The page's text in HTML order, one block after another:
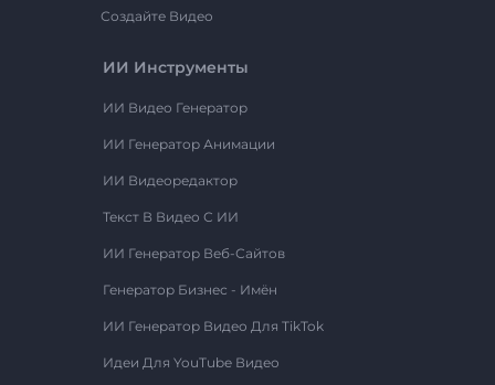
Создайте Видео
ИИ Инструменты
ИИ Видео Генератор
ИИ Генератор Анимации
ИИ Видеоредактор
Текст В Видео С ИИ
ИИ Генератор Веб-Сайтов
Генератор Бизнес - Имён
ИИ Генератор Видео Для TikTok
Идеи Для YouTube Видео